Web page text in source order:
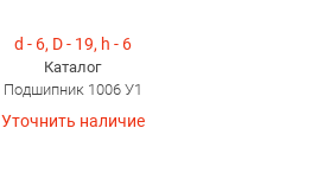
d - 6, D - 19, h - 6
Каталог
Подшипник 1006 У1
Уточнить наличие